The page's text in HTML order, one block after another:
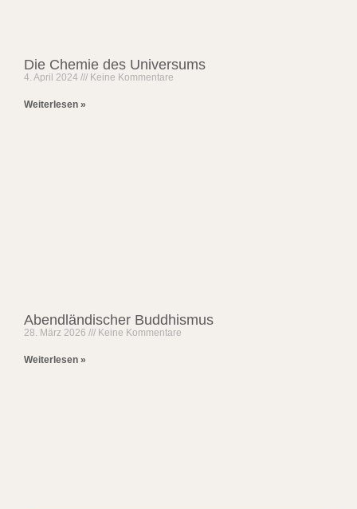
Die Chemie des Universums
4. April 2024 Keine Kommentare
Weiterlesen »
Abendländischer Buddhismus
28. März 2026 Keine Kommentare
Weiterlesen »